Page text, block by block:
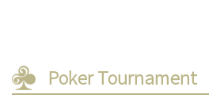
Poker Tournament